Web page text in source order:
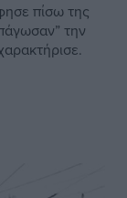
πίσω της
την